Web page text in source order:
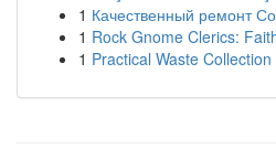
1 Качественный ремонт
1 Rock Gnome Clerics:
1 Practical Waste